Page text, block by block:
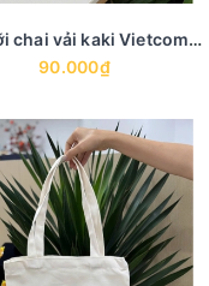
Mũ lưỡi chai vải kaki Vietcombank
90.000₫